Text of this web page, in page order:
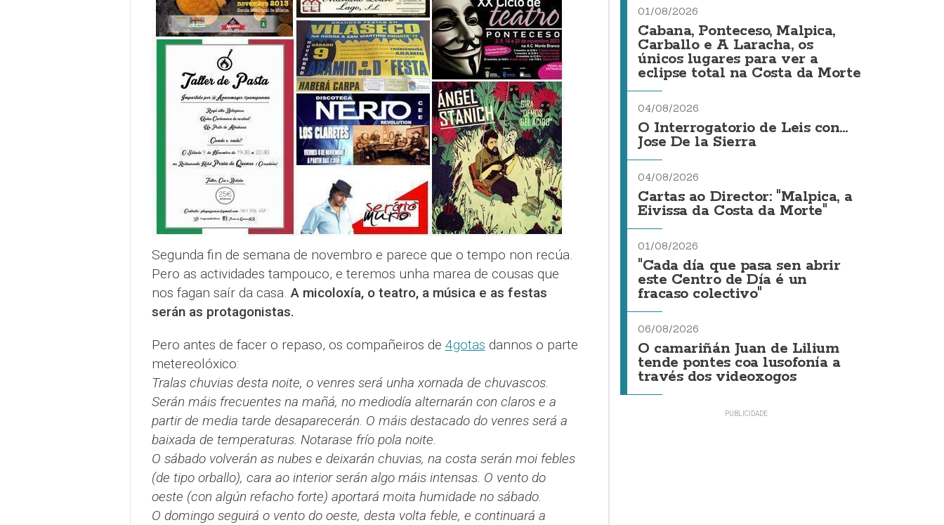
Segunda fin de semana de novembro e parece que o tempo non recúa.
Pero as actividades tampouco, e teremos unha marea de cousas que
nos fagan saír da casa. A micoloxía, o teatro, a música e as festas
serán as protagonistas.
Pero antes de facer o repaso, os compañeiros de 4gotas dannos o parte
metereolóxico:
Tralas chuvias desta noite, o venres será unha xornada de chuvascos.
Serán máis frecuentes na mañá, no mediodía alternarán con claros e a
partir de media tarde desaparecerán. O máis destacado do venres será a
baixada de temperaturas. Notarase frío pola noite.
O sábado volverán as nubes e deixarán chuvias, na costa serán moi febles
(de tipo orballo), cara ao interior serán algo máis intensas. O vento do
oeste (con algún refacho forte) aportará moita humidade no sábado.
O domingo seguirá o vento do oeste, desta volta feble, e continuará a
01/08/2026
Cabana, Ponteceso, Malpica,
Carballo e A Laracha, os
únicos lugares para ver a
eclipse total na Costa da Morte
04/08/2026
O Interrogatorio de Leis con...
Jose De la Sierra
04/08/2026
Cartas ao Director: "Malpica, a
Eivissa da Costa da Morte"
01/08/2026
"Cada día que pasa sen abrir
este Centro de Día é un
fracaso colectivo"
06/08/2026
O camariñán Juan de Lilium
tende pontes coa lusofonía a
través dos videoxogos